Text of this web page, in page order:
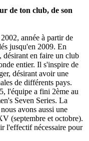
de ton club, de son
année à partir de
jusqu'en 2009. En
désirant en faire un club
entier. Il s'inspire de
désirant avoir une
de différents pays.
l'équipe a fini 2ème au
Seven Series. La
avons aussi une
(septembre et octobre).
l'effectif nécessaire pour